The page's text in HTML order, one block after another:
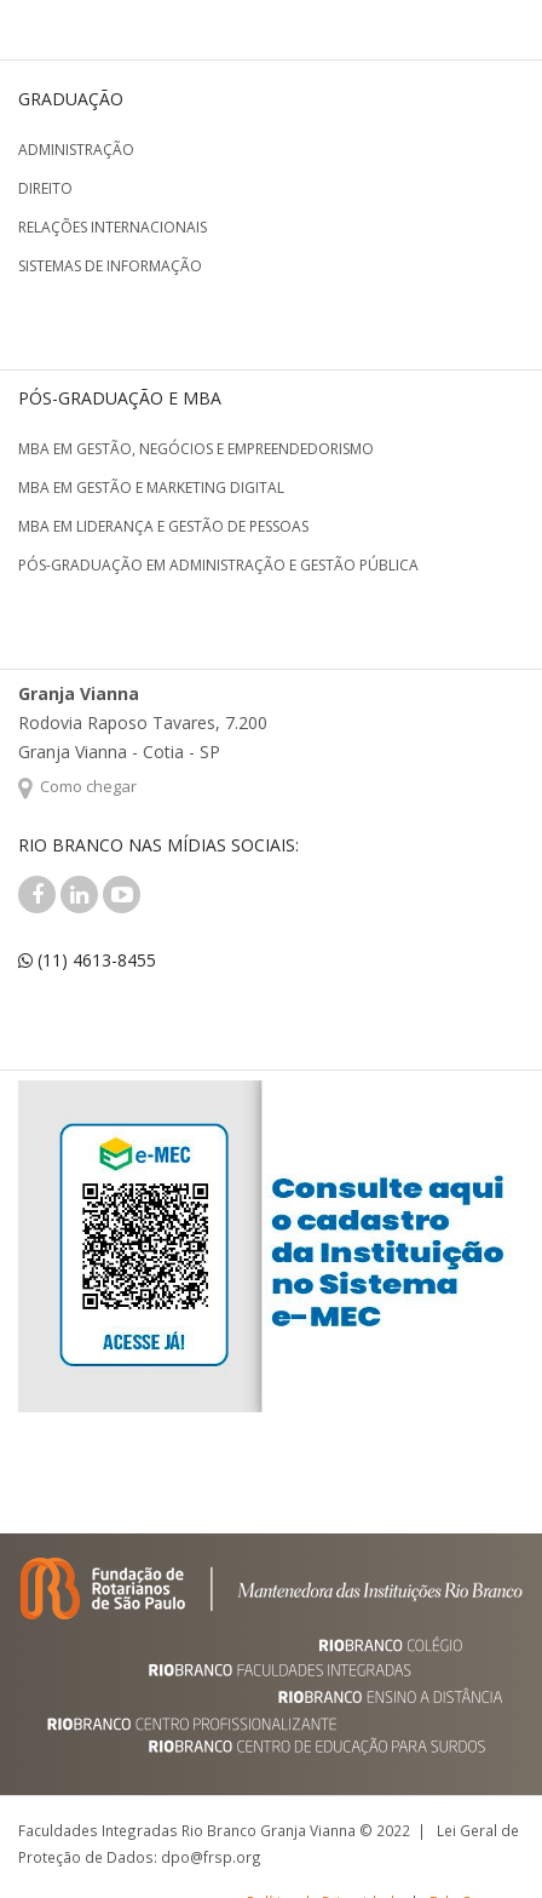
GRADUAÇÃO
ADMINISTRAÇÃO
DIREITO
RELAÇÕES INTERNACIONAIS
SISTEMAS DE INFORMAÇÃO
PÓS-GRADUAÇÃO E MBA
MBA EM GESTÃO, NEGÓCIOS E EMPREENDEDORISMO
MBA EM GESTÃO E MARKETING DIGITAL
MBA EM LIDERANÇA E GESTÃO DE PESSOAS
PÓS-GRADUAÇÃO EM ADMINISTRAÇÃO E GESTÃO PÚBLICA
Granja Vianna
Rodovia Raposo Tavares, 7.200
Granja Vianna - Cotia - SP
Como chegar
RIO BRANCO NAS MÍDIAS SOCIAIS:
(11) 4613-8455
Faculdades Integradas Rio Branco Granja Vianna © 2022 | Lei Geral de
Proteção de Dados: dpo@frsp.org